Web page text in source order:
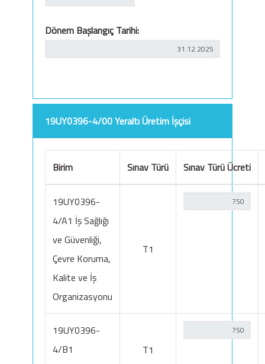
Dönem Başlangıç Tarihi:
19UY0396-4/00 Yeraltı Üretim İşçisi
Birim Sınav Türü Sınav Türü Ücreti
19UY0396-
4/A1 İş Sağlığı
ve Güvenliği,
Çevre Koruma,
Kalite ve İş
Organizasyonu
T1
19UY0396-
4/B1
T1